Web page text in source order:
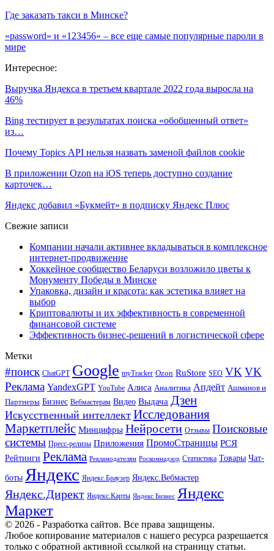
Где заказать такси в Минске?
«password» и «123456» – все еще самые популярные пароли в
мире
Интересное:
Выручка Яндекса в третьем квартале 2022 года выросла на
46%
Bing тестирует в результатах поиска «обобщенный ответ»
из…
Почему Topics API нельзя назвать заменой файлов cookie
В приложении Ozon на iOS теперь доступно создание
карточек…
Яндекс добавил «Букмейт» в подписку Яндекс Плюс
Свежие записи
Компании начали активнее вкладываться в комплексное
интернет-продвижение
Хоккейное сообщество Беларуси возложило цветы к
Монументу Победы в Минске
Упаковка, дизайн и красота: как эстетика влияет на
выбор
Криптовалюты и их эффективность в современной
финансовой системе
Эффективность бизнес-решений в логистической сфере
Метки
#поиск ChatGPT Google myTracker Ozon RuStore SEO VK VK
Реклама YandexGPT YouTube Алиса Аналитика Апдейт Ашманов и
Партнеры Бизнес Вебмастерам Видео Выдача Дзен
Искусственный интеллект Исследования
Маркетплейс Минцифры Нейросети Отзывы Поисковые
системы Пресс-релизы Приложения ПромоСтраницы РСЯ
Рейтинги Реклама Рекламодателям Роскомнадзор Статистика Товары Чат-
боты Яндекс Яндекс.Браузер Яндекс.Вебмастер
Яндекс.Директ Яндекс.Карты Яндекс Бизнес Яндекс
Маркет
© 2026 - Разработка сайтов. Все права защищены.
Любое копирование материалов с нашего ресурса разрешается
только с обратной активной ссылкой на страницу статьи.